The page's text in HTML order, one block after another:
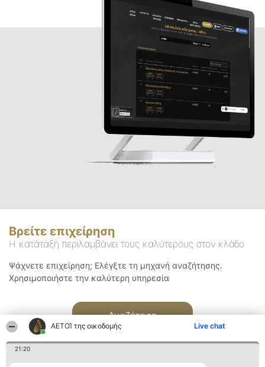
ΑΕΤΟΊ της οικοδομής Live chat
21:20
Βρείτε επιχείρηση
Η κατάταξη περιλαμβάνει τους καλύτερους στον κλάδο
Ψάχνετε επιχείρηση; Ελέγξτε τη μηχανή αναζήτησης.
Χρησιμοποιήστε την καλύτερη υπηρεσία
Αναζήτηση